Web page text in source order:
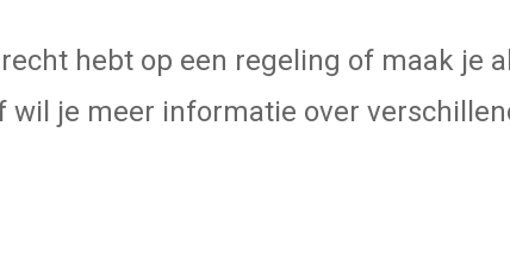
hebt op een regeling of maak je
wil je meer informatie over